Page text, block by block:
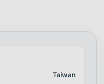
Taiwan